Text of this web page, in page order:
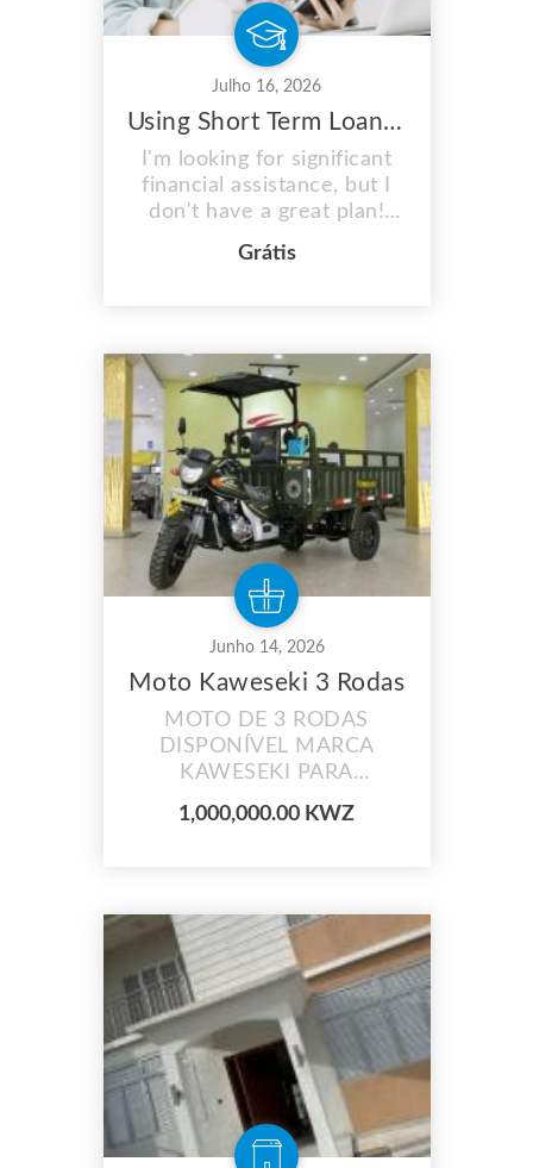
Julho 16, 2026
Using Short Term Loans to Make Timely Payments on a Variety of Bills
I'm looking for significant
financial assistance, but I
don't have a great plan!
loans is the ideal option if
there is no urgent need to
offer security or disclose
your credit history to the
advance provider, you ...
Grátis
Junho 14, 2026
Moto Kaweseki 3 Rodas
MOTO DE 3 RODAS
DISPONÍVEL MARCA
KAWESEKI PARA
CONTACTO.
1,000,000.00 KWZ